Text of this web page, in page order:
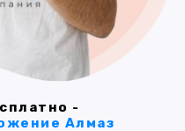
-
Алмаз